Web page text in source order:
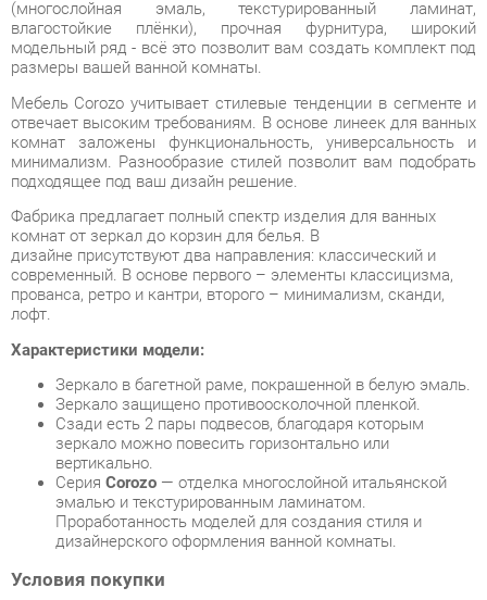
Мебель Corozo учитывает стилевые тенденции в сегменте и
отвечает высоким требованиям. В основе линеек для ванных
комнат заложены функциональность, универсальность и
минимализм. Разнообразие стилей позволит вам подобрать
подходящее под ваш дизайн решение.
Фабрика предлагает полный спектр изделия для ванных
комнат от зеркал до корзин для белья. В
дизайне присутствуют два направления: классический и
современный. В основе первого – элементы классицизма,
прованса, ретро и кантри, второго – минимализм, сканди,
лофт.
Характеристики модели:
Зеркало в багетной раме, покрашенной в белую эмаль.
зеркало можно повесить горизонтально или
Серия Corozo — отделка многослойной итальянской
эмалью и текстурированным ламинатом.
Проработанность моделей для создания стиля и
дизайнерского оформления ванной комнаты.
Условия покупки
Благодаря качественным фото, исчерпывающей информации
о характеристиках и параметрах, а также отзывам
товар «Зеркало Corozo Corozo Классика 120 8539 Белое»
категории Зеркала в ванную производства Corozo с